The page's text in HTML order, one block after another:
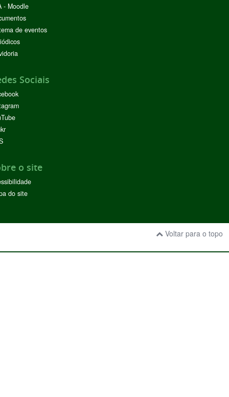
- Moodle
de eventos
Sociais
o site
do site
Voltar para o topo